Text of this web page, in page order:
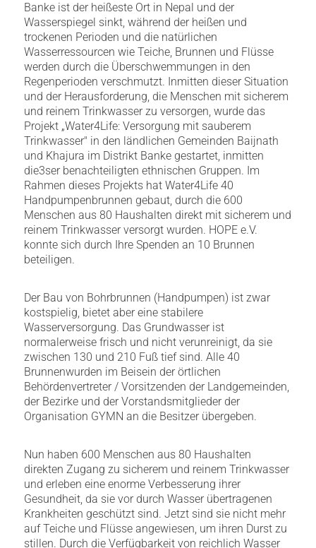
Banke ist der heißeste Ort in Nepal und der
Wasserspiegel sinkt, während der heißen und
trockenen Perioden und die natürlichen
Wasserressourcen wie Teiche, Brunnen und Flüsse
werden durch die Überschwemmungen in den
Regenperioden verschmutzt. Inmitten dieser Situation
und der Herausforderung, die Menschen mit sicherem
und reinem Trinkwasser zu versorgen, wurde das
Projekt „Water4Life: Versorgung mit sauberem
Trinkwasser" in den ländlichen Gemeinden Baijnath
und Khajura im Distrikt Banke gestartet, inmitten
die3ser benachteiligten ethnischen Gruppen. Im
Rahmen dieses Projekts hat Water4Life 40
Handpumpenbrunnen gebaut, durch die 600
Menschen aus 80 Haushalten direkt mit sicherem und
reinem Trinkwasser versorgt wurden. HOPE e.V.
konnte sich durch Ihre Spenden an 10 Brunnen
beteiligen.
Der Bau von Bohrbrunnen (Handpumpen) ist zwar
kostspielig, bietet aber eine stabilere
Wasserversorgung. Das Grundwasser ist
normalerweise frisch und nicht verunreinigt, da sie
zwischen 130 und 210 Fuß tief sind. Alle 40
Brunnenwurden im Beisein der örtlichen
Behördenvertreter / Vorsitzenden der Landgemeinden,
der Bezirke und der Vorstandsmitglieder der
Organisation GYMN an die Besitzer übergeben.
Nun haben 600 Menschen aus 80 Haushalten
direkten Zugang zu sicherem und reinem Trinkwasser
und erleben eine enorme Verbesserung ihrer
Gesundheit, da sie vor durch Wasser übertragenen
Krankheiten geschützt sind. Jetzt sind sie nicht mehr
auf Teiche und Flüsse angewiesen, um ihren Durst zu
stillen. Durch die Verfügbarkeit von reichlich Wasser